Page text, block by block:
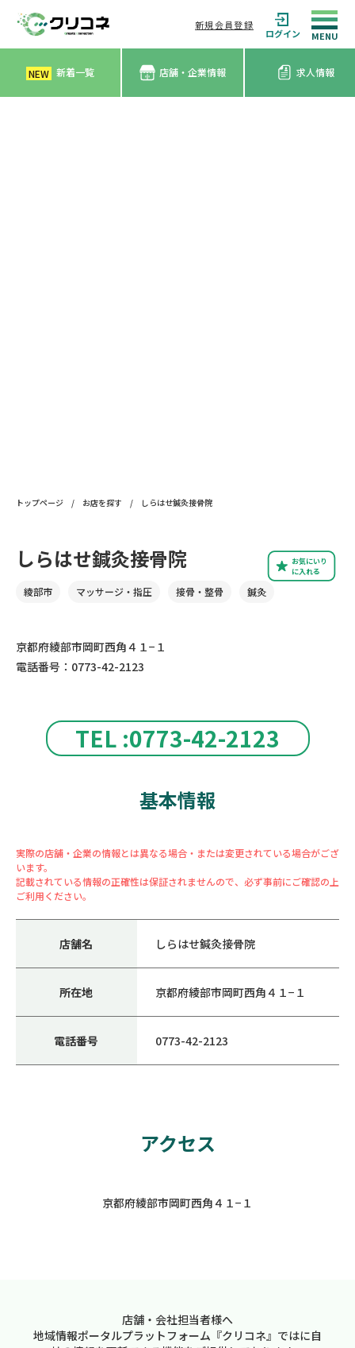
新規会員登録
ログイン
NEW 新着一覧 店舗・企業情報 求人情報
トップページ / お店を探す / しらはせ鍼灸接骨院
TEL :0773-42-2123
お気にいり
に入れる
しらはせ鍼灸接骨院
綾部市 マッサージ・指圧 接骨・整骨 鍼灸
京都府綾部市岡町西角４１−１
電話番号：0773-42-2123
基本情報
実際の店舗・企業の情報とは異なる場合・または変更されている場合がござ
います。
記載されている情報の正確性は保証されませんので、必ず事前にご確認の上
ご利用ください。
店舗名 しらはせ鍼灸接骨院
所在地 京都府綾部市岡町西角４１−１
電話番号 0773-42-2123
アクセス
京都府綾部市岡町西角４１−１
店舗・会社担当者様へ
地域情報ポータルプラットフォーム『クリコネ』ではに自